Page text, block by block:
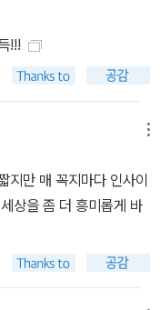
록 두니 관계는 쾌적해
, 사람들과의 관계로
다 무서워하고, 쨍쨍한
타도록 스스로를 내버
다니는 인생을 한동안 살
게 되었다. 이 또한 즐겁
배들에게 혼나며 배운
!!!
지만 매 꼭지마다 인사이
상을 좀 더 흥미롭게 바